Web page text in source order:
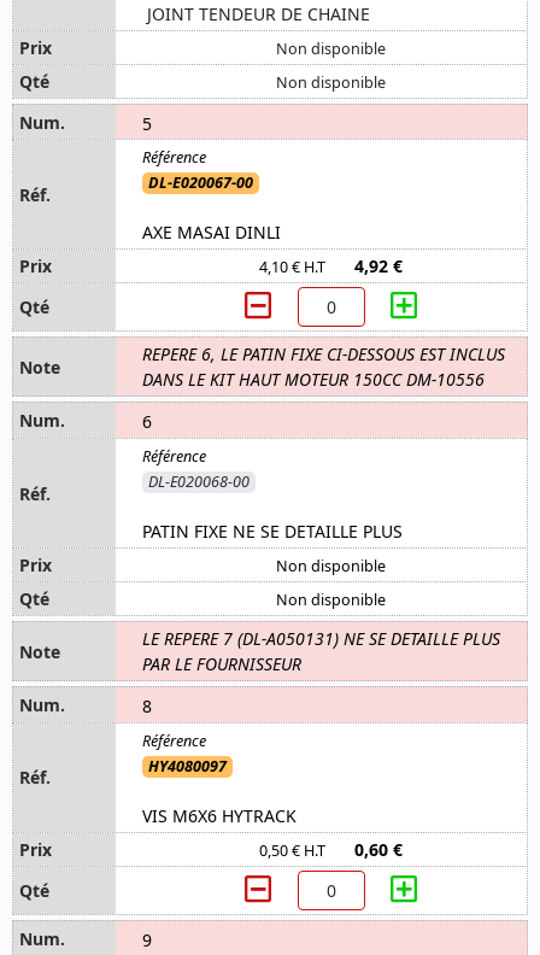
JOINT TENDEUR DE CHAINE
Non disponible
Non disponible
5
DL-E020067-00
AXE MASAI DINLI
4,10 € H.T 4,92 €
REPERE 6, LE PATIN FIXE CI-DESSOUS EST INCLUS
DANS LE KIT HAUT MOTEUR 150CC DM-10556
6
DL-E020068-00
PATIN FIXE NE SE DETAILLE PLUS
Non disponible
Non disponible
LE REPERE 7 (DL-A050131) NE SE DETAILLE PLUS
PAR LE FOURNISSEUR
8
HY4080097
VIS M6X6 HYTRACK
0,50 € H.T 0,60 €
9